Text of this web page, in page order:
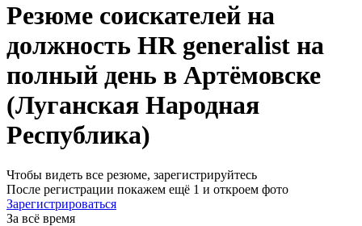
Резюме соискателей на
должность HR generalist на
полный день в Артёмовске
(Луганская Народная
Республика)
Чтобы видеть все резюме, зарегистрируйтесь
После регистрации покажем ещё 1 и откроем фото
Зарегистрироваться
За всё время